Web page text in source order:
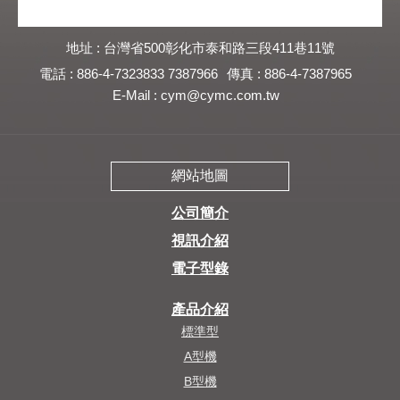
地址 : 台灣省500彰化市泰和路三段411巷11號
電話 : 886-4-7323833 7387966 傳真 : 886-4-7387965
E-Mail : cym@cymc.com.tw
網站地圖
公司簡介
視訊介紹
電子型錄
產品介紹
標準型
A型機
B型機